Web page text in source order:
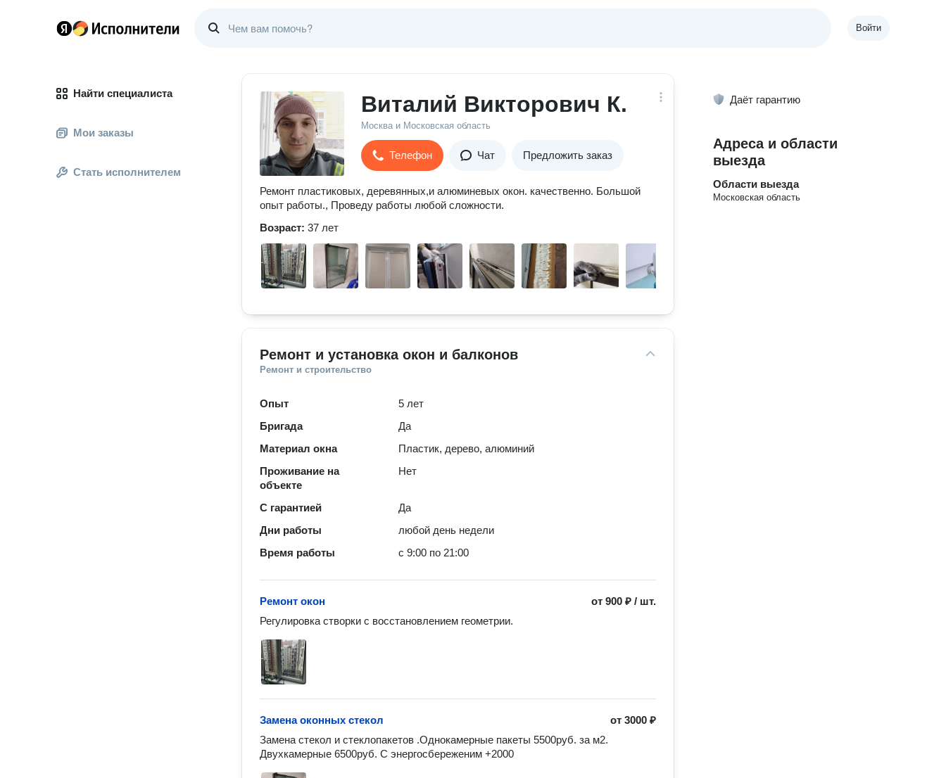
Войти
Найти специалиста
Мои заказы
Стать исполнителем
Виталий Викторович К.
Москва и Московская область
Телефон Чат Предложить заказ
Ремонт пластиковых, деревянных,и алюминевых окон. качественно. Большой
опыт работы., Проведу работы любой сложности.
Возраст: 37 лет
Ремонт и установка окон и балконов
Ремонт и строительство
Опыт
5 лет
Бригада
Да
Материал окна
Пластик, дерево, алюминий
Проживание на
объекте
Нет
С гарантией
Да
Дни работы
любой день недели
Время работы
с 9:00 по 21:00
от900 ₽ / шт.
Ремонт окон
Регулировка створки с восстановлением геометрии.
от3000 ₽
Замена оконных стекол
Замена стекол и стеклопакетов .Однокамерные пакеты 5500руб. за м2.
Двухкамерные 6500руб. С энергосбереженим +2000
Даёт гарантию
Адреса и области
выезда
Области выезда
Московская область